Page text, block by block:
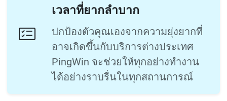
เวลาที่ยากลำบาก
ปกป้องตัวคุณเองจากความยุ่งยากที่
อาจเกิดขึ้นกับบริการต่างประเทศ
PingWin จะช่วยให้ทุกอย่างทำงาน
ได้อย่างราบรื่นในทุกสถานการณ์